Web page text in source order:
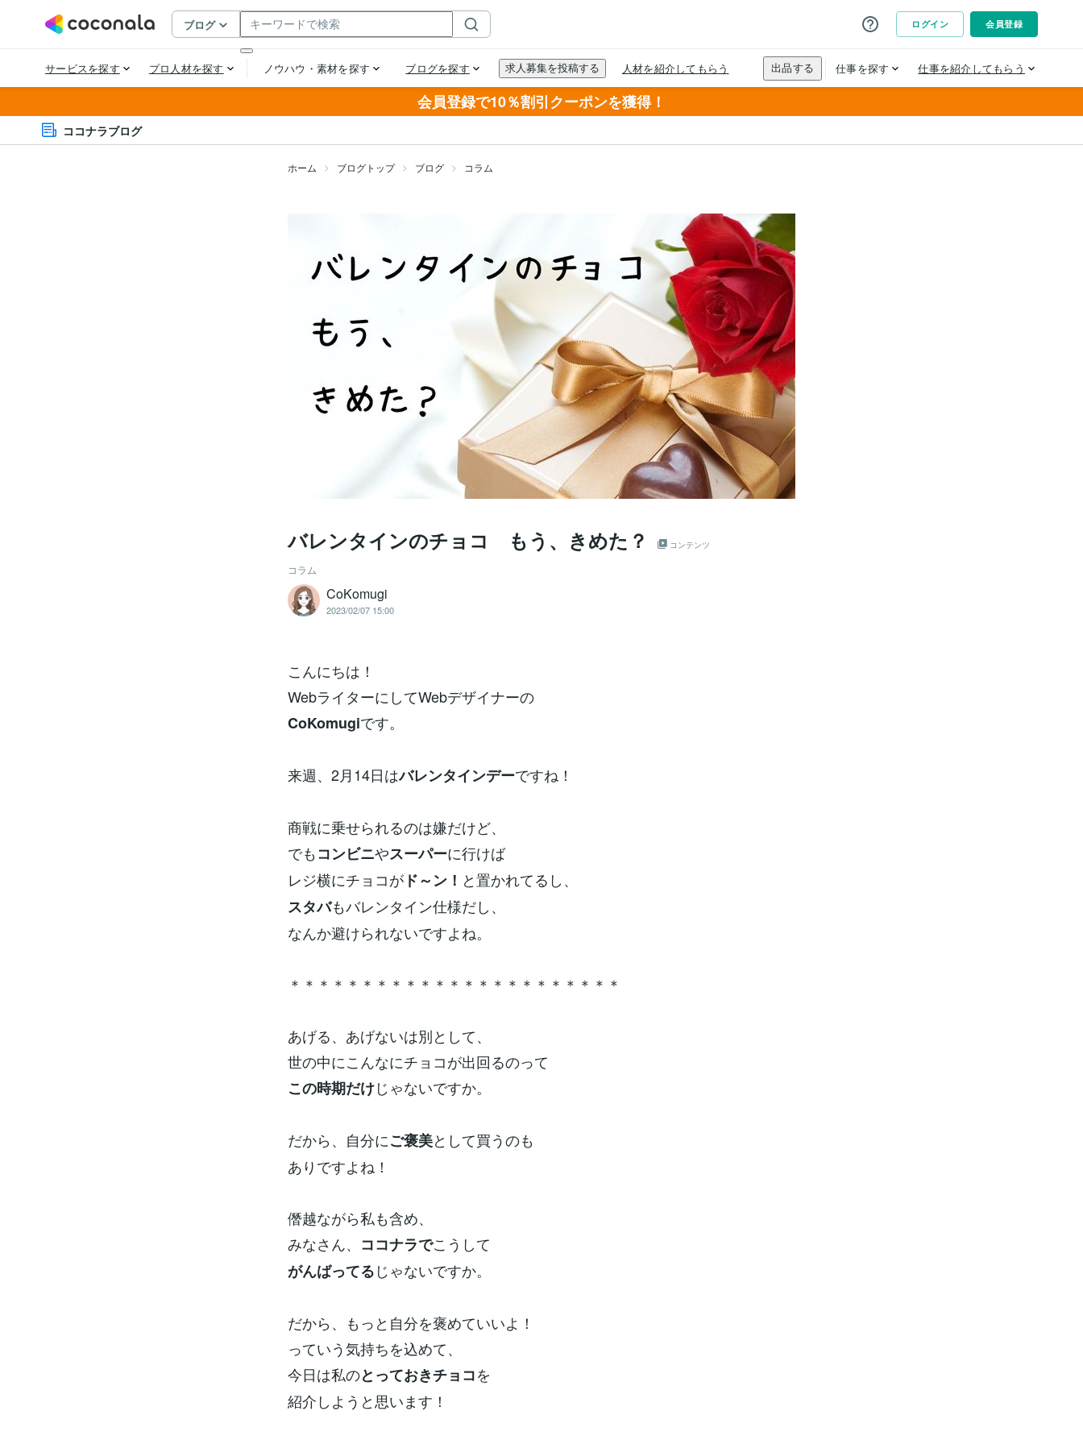
会員登録で10％割引クーポンを獲得！
ココナラブログ
ホーム ブログトップ ブログ コラム
バレンタインのチョコ もう、きめた？ コンテンツ
コラム
CoKomugi
2023/02/07 15:00
こんにちは！
WebライターにしてWebデザイナーの
CoKomugiです。
来週、2月14日はバレンタインデーですね！
商戦に乗せられるのは嫌だけど、
でもコンビニやスーパーに行けば
レジ横にチョコが ド～ン！ と置かれてるし、
スタバもバレンタイン仕様だし、
なんか避けられないですよね。
＊＊＊＊＊＊＊＊＊＊＊＊＊＊＊＊＊＊＊＊＊＊＊
あげる、あげないは別として、
世の中にこんなにチョコが出回るのって
この時期だけじゃないですか。
だから、自分にご褒美として買うのも
ありですよね！
僭越ながら私も含め、
みなさん、 ココナラでこうして
がんばってるじゃないですか。
だから、もっと自分を褒めていいよ！
っていう気持ちを込めて、
今日は私のとっておきチョコを
紹介しようと思います！